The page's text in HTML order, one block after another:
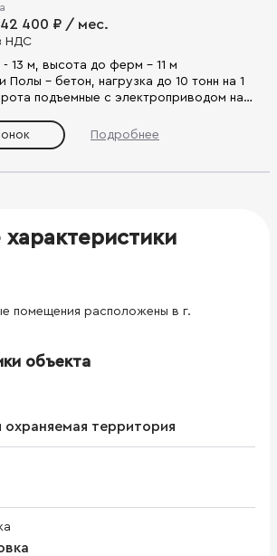
400 ₽ / мес.
НДС
м
Полы – бетон, нагрузка до 10 тонн на 1
подъемные с электроприводом на 0
Подробнее
помещения расположены в г.
объекта
территория